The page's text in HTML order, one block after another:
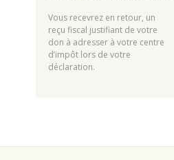
Vous recevrez en retour, un
reçu fiscal justifiant de votre
don à adresser à votre centre
d’impôt lors de votre
déclaration.